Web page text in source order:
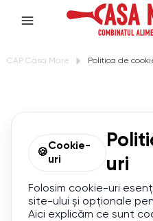
CAP Casa Mare Politica de
🍪
Cookie-
uri
uri
Folosim cookie-uri
site-ului și opționale
Aici explicăm ce sunt